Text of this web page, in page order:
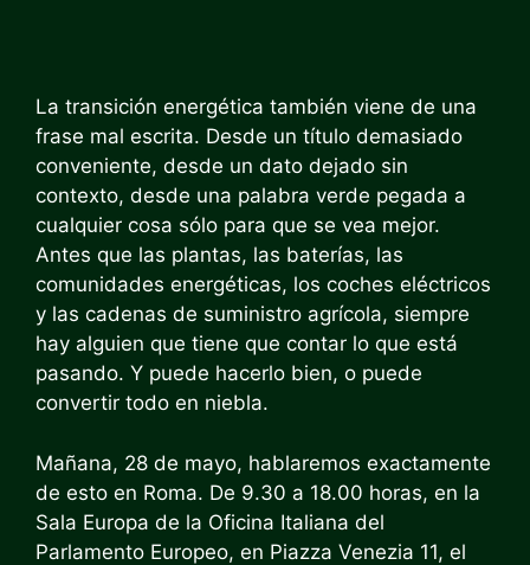
La transición energética también viene de una
frase mal escrita. Desde un título demasiado
conveniente, desde un dato dejado sin
contexto, desde una palabra verde pegada a
cualquier cosa sólo para que se vea mejor.
Antes que las plantas, las baterías, las
comunidades energéticas, los coches eléctricos
y las cadenas de suministro agrícola, siempre
hay alguien que tiene que contar lo que está
pasando. Y puede hacerlo bien, o puede
convertir todo en niebla.
Mañana, 28 de mayo, hablaremos exactamente
de esto en Roma. De 9.30 a 18.00 horas, en la
Sala Europa de la Oficina Italiana del
Parlamento Europeo, en Piazza Venezia 11, el